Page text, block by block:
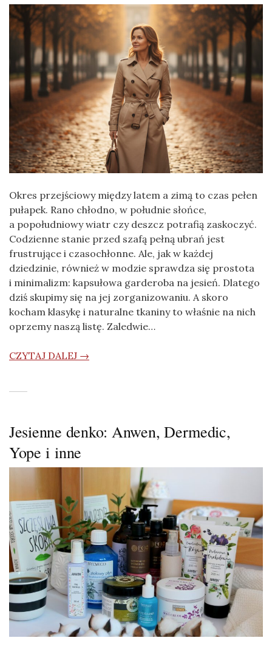
Okres przejściowy między latem a zimą to czas pełen
pułapek. Rano chłodno, w południe słońce,
a popołudniowy wiatr czy deszcz potrafią zaskoczyć.
Codzienne stanie przed szafą pełną ubrań jest
frustrujące i czasochłonne. Ale, jak w każdej
dziedzinie, również w modzie sprawdza się prostota
i minimalizm: kapsułowa garderoba na jesień. Dlatego
dziś skupimy się na jej zorganizowaniu. A skoro
kocham klasykę i naturalne tkaniny to właśnie na nich
oprzemy naszą listę. Zaledwie…
CZYTAJ DALEJ →
Jesienne denko: Anwen, Dermedic,
Yope i inne